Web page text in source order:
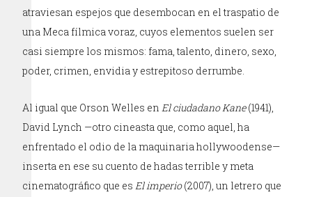
atraviesan espejos que desembocan en el traspatio de
una Meca fílmica voraz, cuyos elementos suelen ser
casi siempre los mismos: fama, talento, dinero, sexo,
poder, crimen, envidia y estrepitoso derrumbe.
Al igual que Orson Welles enEl ciudadano Kane(1941),
David Lynch —otro cineasta que, como aquel, ha
enfrentado el odio de la maquinaria hollywoodense—
inserta en ese su cuento de hadas terrible y meta
cinematográfico que esEl imperio(2007), un letrero que